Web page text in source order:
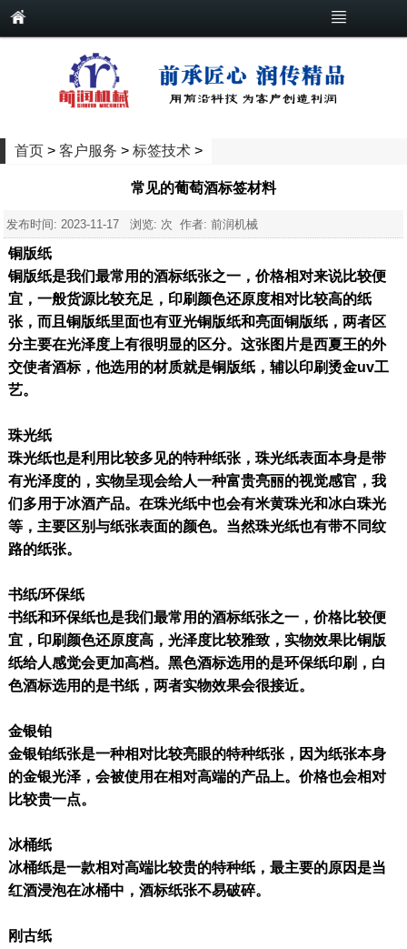
首页 > 客户服务 > 标签技术 >
常见的葡萄酒标签材料
发布时间: 2023-11-17 浏览: 次 作者: 前润机械
铜版纸
铜版纸是我们最常用的酒标纸张之一，价格相对来说比较便
宜，一般货源比较充足，印刷颜色还原度相对比较高的纸
张，而且铜版纸里面也有亚光铜版纸和亮面铜版纸，两者区
分主要在光泽度上有很明显的区分。这张图片是西夏王的外
交使者酒标，他选用的材质就是铜版纸，辅以印刷烫金uv工
艺。
珠光纸
珠光纸也是利用比较多见的特种纸张，珠光纸表面本身是带
有光泽度的，实物呈现会给人一种富贵亮丽的视觉感官，我
们多用于冰酒产品。在珠光纸中也会有米黄珠光和冰白珠光
等，主要区别与纸张表面的颜色。当然珠光纸也有带不同纹
路的纸张。
书纸/环保纸
书纸和环保纸也是我们最常用的酒标纸张之一，价格比较便
宜，印刷颜色还原度高，光泽度比较雅致，实物效果比铜版
纸给人感觉会更加高档。黑色酒标选用的是环保纸印刷，白
色酒标选用的是书纸，两者实物效果会很接近。
金银铂
金银铂纸张是一种相对比较亮眼的特种纸张，因为纸张本身
的金银光泽，会被使用在相对高端的产品上。价格也会相对
比较贵一点。
冰桶纸
冰桶纸是一款相对高端比较贵的特种纸，最主要的原因是当
红酒浸泡在冰桶中，酒标纸张不易破碎。
刚古纸